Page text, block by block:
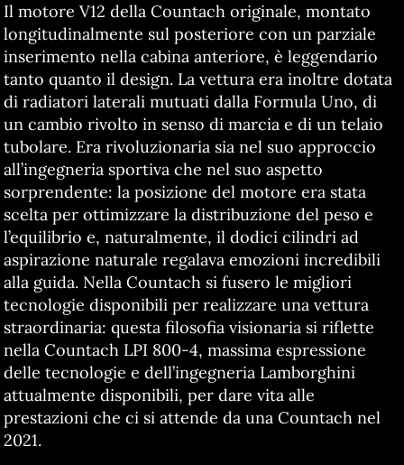
Il motore V12 della Countach originale, montato
longitudinalmente sul posteriore con un parziale
inserimento nella cabina anteriore, è leggendario
tanto quanto il design. La vettura era inoltre dotata
di radiatori laterali mutuati dalla Formula Uno, di
un cambio rivolto in senso di marcia e di un telaio
tubolare. Era rivoluzionaria sia nel suo approccio
all’ingegneria sportiva che nel suo aspetto
sorprendente: la posizione del motore era stata
scelta per ottimizzare la distribuzione del peso e
l’equilibrio e, naturalmente, il dodici cilindri ad
aspirazione naturale regalava emozioni incredibili
alla guida. Nella Countach si fusero le migliori
tecnologie disponibili per realizzare una vettura
straordinaria: questa filosofia visionaria si riflette
nella Countach LPI 800-4, massima espressione
delle tecnologie e dell’ingegneria Lamborghini
attualmente disponibili, per dare vita alle
prestazioni che ci si attende da una Countach nel
2021.